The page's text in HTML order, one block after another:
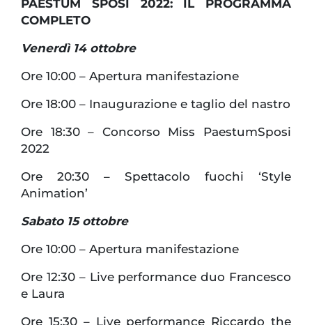
PAESTUM SPOSI 2022: IL PROGRAMMA
COMPLETO
Venerdì 14 ottobre
Ore 10:00 – Apertura manifestazione
Ore 18:00 – Inaugurazione e taglio del nastro
Ore 18:30 – Concorso Miss PaestumSposi
2022
Ore 20:30 – Spettacolo fuochi ‘Style
Animation’
Sabato 15 ottobre
Ore 10:00 – Apertura manifestazione
Ore 12:30 – Live performance duo Francesco
e Laura
Ore 15:30 – Live performance Riccardo the